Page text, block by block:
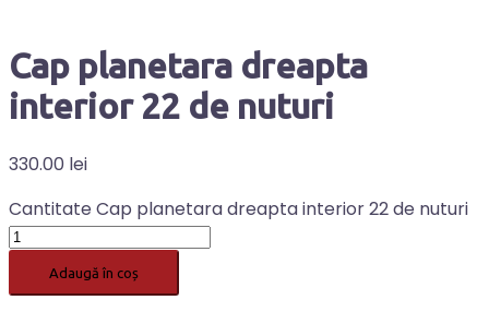
Cap planetara dreapta
interior 22 de nuturi
330.00 lei
Cantitate Cap planetara dreapta interior 22 de nuturi
Adaugă în coș